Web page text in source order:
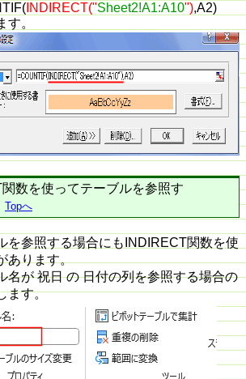
INDIRECT("Sheet2!A1:A10"),A2)
す。
関数を使ってテーブルを参照す
Topへ
を参照する場合にもINDIRECT関数を使
あります。
名が 祝日 の 日付の列を参照する場合の
ます。